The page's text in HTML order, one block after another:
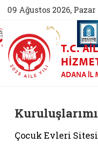
09 Ağustos 2026, Pazar
(yeni sekmede açılır)
AİLEM İletişim Merkezi
Aile ve
T.C.
ADANA İL
Çocuk Evleri Sitesi